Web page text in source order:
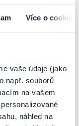
Více o cookies
vaše údaje (jako
např. souborů
na vašem
náhled na
jevišti přímo na
tanečníky.
každému, kdo chce
Popelky zůstává
na ledě okouzluje
vstupenek
si vždy zakoupíte